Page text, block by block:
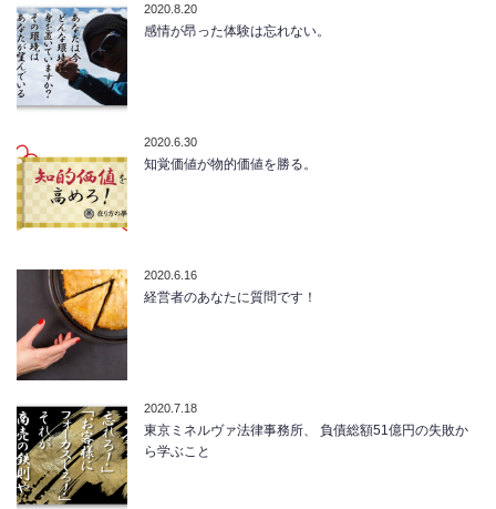
2020.8.20
感情が昂った体験は忘れない。
2020.6.30
知覚価値が物的価値を勝る。
2020.6.16
経営者のあなたに質問です！
2020.7.18
東京ミネルヴァ法律事務所、 負債総額51億円の失敗か
ら学ぶこと